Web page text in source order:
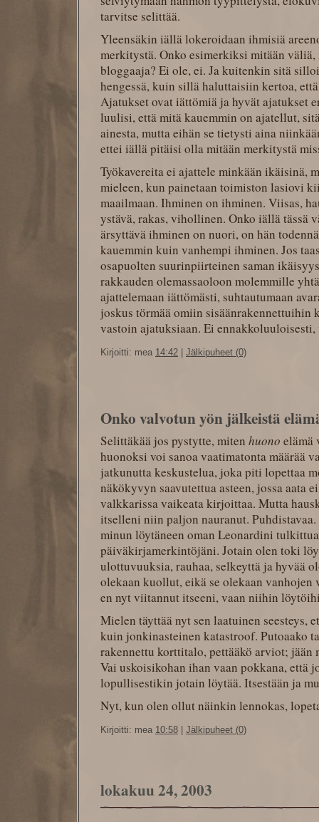
tarvitse selittää.
Yleensäkin iällä lokeroidaan ihmisiä
merkitystä. Onko esimerkiksi mitään
bloggaaja? Ei ole, ei. Ja kuitenkin sitä
hengessä, kuin sillä haluttaisiin kertoa,
Ajatukset ovat iättömiä ja hyvät ajatukset
luulisi, että mitä kauemmin on ajatellut,
ainesta, mutta eihän se tietysti aina
ettei iällä pitäisi olla mitään merkitystä
Työkavereita ei ajattele minkään ikäisinä,
mieleen, kun painetaan toimiston lasiovi
maailmaan. Ihminen on ihminen. Viisas,
ystävä, rakas, vihollinen. Onko iällä tässä
ärsyttävä ihminen on nuori, on hän
kauemmin kuin vanhempi ihminen. Jos
osapuolten suurinpiirteinen saman
rakkauden olemassaoloon molemmille
ajattelemaan iättömästi, suhtautumaan
joskus törmää omiin sisäänrakennettuihin
vastoin ajatuksiaan. Ei
Kirjoitti: mea 14:42 | Jälkipuheet (0)
Onko valvotun yön jälkeistä
Selittäkää jos pystytte, miten huono
huonoksi voi sanoa vaatimatonta määrää
jatkunutta keskustelua, joka piti lopettaa
näkökyvyn saavutettua asteen, jossa aata
valkkarissa vaikeata kirjoittaa. Mutta
itselleni niin paljon nauranut.
minun löytäneen oman Leonardini
päiväkirjamerkintöjäni. Jotain olen toki
ulottuvuuksia, rauhaa, selkeyttä ja hyvää
olekaan kuollut, eikä se olekaan
en nyt viitannut itseeni, vaan niihin
Mielen täyttää nyt sen laatuinen seesteys,
kuin jonkinasteinen katastroof. Putoaako
rakennettu korttitalo, pettääkö arviot;
Vai uskoisikohan ihan vaan pokkana, että
lopullisestikin jotain löytää. Itsestään ja
Nyt, kun olen ollut näinkin lennokas,
Kirjoitti: mea 10:58 Jälkipuheet (0)
lokakuu 24, 2003